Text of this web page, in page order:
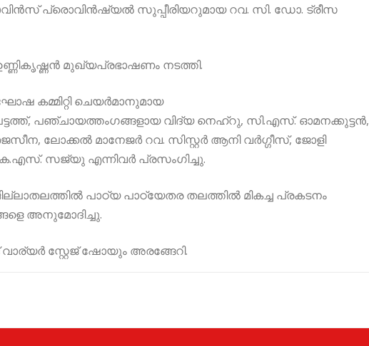
പ്രൊവിൻഷ്യൽ സുപ്പീരിയറുമായ റവ. സി. ഡോ. ട്രീസ
മുഖ്യപ്രഭാഷണം നടത്തി.
കമ്മിറ്റി ചെയർമാനുമായ
പട്ടത്ത്, പഞ്ചായത്തംഗങ്ങളായ വിദ്യ നെഹ്റു, സി.എസ്. ഓമനക്കുട്ടൻ,
ലോക്കൽ മാനേജർ റവ. സിസ്റ്റർ ആനി വർഗ്ഗീസ്, ജോളി
സജ്യു എന്നിവർ പ്രസംഗിച്ചു.
പാഠ്യ പാഠ്യേതര തലത്തിൽ മികച്ച പ്രകടനം
അനുമോദിച്ചു.
സ്റ്റേജ് ഷോയും അരങ്ങേറി.